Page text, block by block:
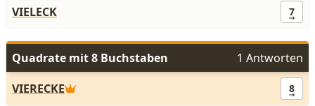
VIELECK
7
Quadrate mit 8 Buchstaben
1 Antworten
VIERECKE
8